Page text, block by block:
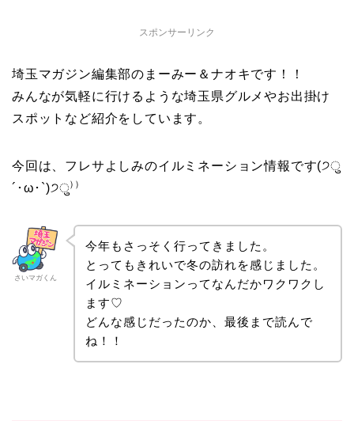
スポンサーリンク
埼玉マガジン編集部のまーみー＆ナオキです！！
みんなが気軽に行けるような埼玉県グルメやお出掛け
スポットなど紹介をしています。
今回は、フレサよしみのイルミネーション情報です(੭ु
´･ω･`)੭ु⁾⁾
さいマガくん
今年もさっそく行ってきました。
とってもきれいで冬の訪れを感じました。
イルミネーションってなんだかワクワクし
ます♡
どんな感じだったのか、最後まで読んで
ね！！